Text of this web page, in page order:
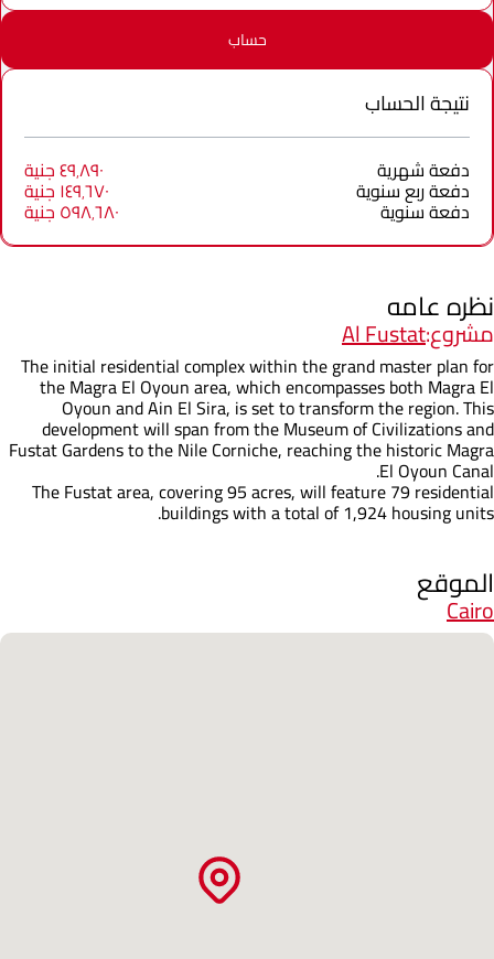
حساب
نتيجة الحساب
دفعة شهرية ٤٩٬٨٩٠ جنية
دفعة ربع سنوية ١٤٩٬٦٧٠ جنية
دفعة سنوية ٥٩٨٬٦٨٠ جنية
نظره عامه
مشروع:Al Fustat
The initial residential complex within the grand master plan for
the Magra El Oyoun area, which encompasses both Magra El
Oyoun and Ain El Sira, is set to transform the region. This
development will span from the Museum of Civilizations and
Fustat Gardens to the Nile Corniche, reaching the historic Magra
El Oyoun Canal.
The Fustat area, covering 95 acres, will feature 79 residential
buildings with a total of 1,924 housing units.
الموقع
Cairo